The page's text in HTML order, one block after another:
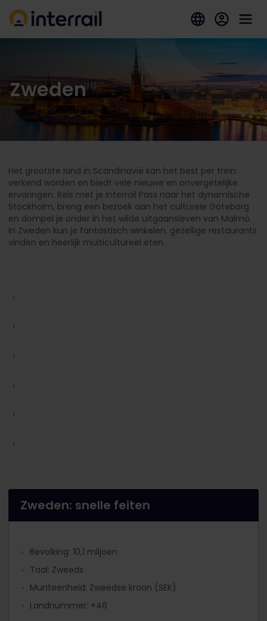
Zweden
Het grootste land in Scandinavië kan het best per trein
verkend worden en biedt vele nieuwe en onvergetelijke
ervaringen. Reis met je Interrail Pass naar het dynamische
Stockholm, breng een bezoek aan het culturele Göteborg
en dompel je onder in het wilde uitgaansleven van Malmö.
In Zweden kun je fantastisch winkelen, gezellige restaurants
vinden en heerlijk multicultureel eten.
Zweden: snelle feiten
Bevolking: 10,1 miljoen
Taal: Zweeds
Munteenheid: Zweedse kroon (SEK)
Landnummer: +46